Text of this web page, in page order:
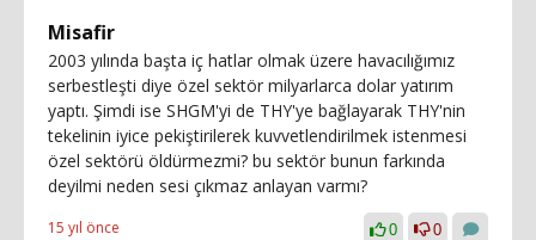
Misafir
2003 yılında başta iç hatlar olmak üzere havacılığımız
serbestleşti diye özel sektör milyarlarca dolar yatırım
yaptı. Şimdi ise SHGM'yi de THY'ye bağlayarak THY'nin
tekelinin iyice pekiştirilerek kuvvetlendirilmek istenmesi
özel sektörü öldürmezmi? bu sektör bunun farkında
deyilmi neden sesi çıkmaz anlayan varmı?
15 yıl önce 0 0